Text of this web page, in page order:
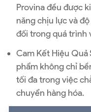
Provina đều được
năng chịu lực và
đối trong quá trình
Cam Kết Hiệu Quả
phẩm không chỉ
tối đa trong việc
chuyển hàng hóa.